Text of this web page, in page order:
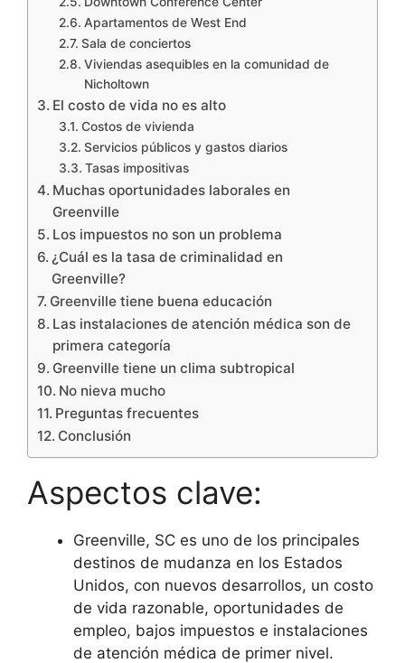
Apartamentos de West End
Sala de conciertos
Viviendas asequibles en la comunidad de
Nicholtown
El costo de vida no es alto
Costos de vivienda
Servicios públicos y gastos diarios
Tasas impositivas
Muchas oportunidades laborales en
Greenville
Los impuestos no son un problema
¿Cuál es la tasa de criminalidad en
Greenville?
Greenville tiene buena educación
Las instalaciones de atención médica son de
primera categoría
Greenville tiene un clima subtropical
No nieva mucho
Preguntas frecuentes
Conclusión
Aspectos clave:
Greenville, SC es uno de los principales
destinos de mudanza en los Estados
Unidos, con nuevos desarrollos, un costo
de vida razonable, oportunidades de
empleo, bajos impuestos e instalaciones
de atención médica de primer nivel.